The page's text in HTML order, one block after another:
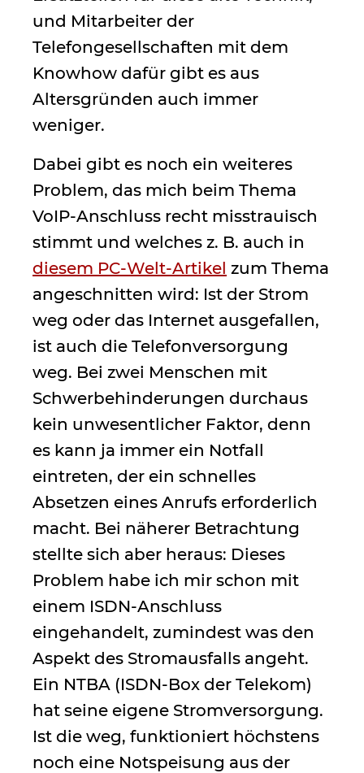
und Mitarbeiter der
Telefongesellschaften mit dem
Knowhow dafür gibt es aus
Altersgründen auch immer
weniger.
Dabei gibt es noch ein weiteres
Problem, das mich beim Thema
VoIP-Anschluss recht misstrauisch
stimmt und welches z. B. auch in
diesem PC-Welt-Artikel zum Thema
angeschnitten wird: Ist der Strom
weg oder das Internet ausgefallen,
ist auch die Telefonversorgung
weg. Bei zwei Menschen mit
Schwerbehinderungen durchaus
kein unwesentlicher Faktor, denn
es kann ja immer ein Notfall
eintreten, der ein schnelles
Absetzen eines Anrufs erforderlich
macht. Bei näherer Betrachtung
stellte sich aber heraus: Dieses
Problem habe ich mir schon mit
einem ISDN-Anschluss
eingehandelt, zumindest was den
Aspekt des Stromausfalls angeht.
Ein NTBA (ISDN-Box der Telekom)
hat seine eigene Stromversorgung.
Ist die weg, funktioniert höchstens
noch eine Notspeisung aus der